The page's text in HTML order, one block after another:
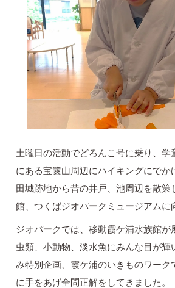
土曜日の活動でどろんこ号に乗り、学
にある宝篋山周辺にハイキングにでか
田城跡地から昔の井戸、池周辺を散策
館、つくばジオパークミュージアムに
ジオパークでは、移動霞ケ浦水族館が
虫類、小動物、淡水魚にみんな目が輝
み特別企画、霞ケ浦のいきものワーク
に手をあげ全問正解をしてきました。